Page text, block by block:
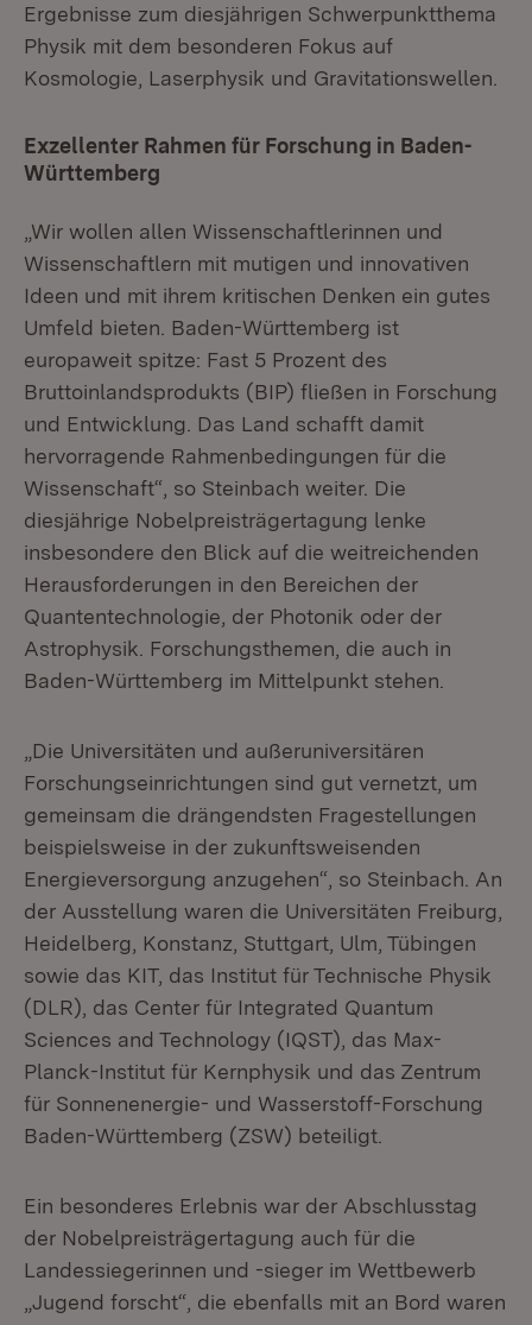
Ergebnisse zum diesjährigen Schwerpunktthema
Physik mit dem besonderen Fokus auf
Kosmologie, Laserphysik und Gravitationswellen.
Exzellenter Rahmen für Forschung in Baden-
Württemberg
„Wir wollen allen Wissenschaftlerinnen und
Wissenschaftlern mit mutigen und innovativen
Ideen und mit ihrem kritischen Denken ein gutes
Umfeld bieten. Baden-Württemberg ist
europaweit spitze: Fast 5 Prozent des
Bruttoinlandsprodukts (BIP) fließen in Forschung
und Entwicklung. Das Land schafft damit
hervorragende Rahmenbedingungen für die
Wissenschaft“, so Steinbach weiter. Die
diesjährige Nobelpreisträgertagung lenke
insbesondere den Blick auf die weitreichenden
Herausforderungen in den Bereichen der
Quantentechnologie, der Photonik oder der
Astrophysik. Forschungsthemen, die auch in
Baden-Württemberg im Mittelpunkt stehen.
„Die Universitäten und außeruniversitären
Forschungseinrichtungen sind gut vernetzt, um
gemeinsam die drängendsten Fragestellungen
beispielsweise in der zukunftsweisenden
Energieversorgung anzugehen“, so Steinbach. An
der Ausstellung waren die Universitäten Freiburg,
Heidelberg, Konstanz, Stuttgart, Ulm, Tübingen
sowie das KIT, das Institut für Technische Physik
(DLR), das Center für Integrated Quantum
Sciences and Technology (IQST), das Max-
Planck-Institut für Kernphysik und das Zentrum
für Sonnenenergie- und Wasserstoff-Forschung
Baden-Württemberg (ZSW) beteiligt.
Ein besonderes Erlebnis war der Abschlusstag
der Nobelpreisträgertagung auch für die
Landessiegerinnen und -sieger im Wettbewerb
„Jugend forscht“, die ebenfalls mit an Bord waren